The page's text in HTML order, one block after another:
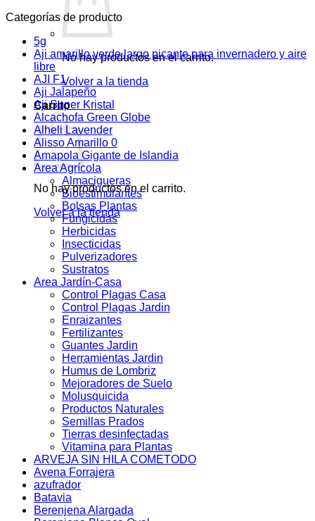
No hay productos en el carrito.
Volver a la tienda
Carrito
No hay productos en el carrito.
Volver a la tienda
Categorías de producto
5g
Aji amarillo verde largo picante para invernadero y aire
libre
AJI F1
Aji Jalapeño
Aji Super Kristal
Alcachofa Green Globe
Alheli Lavender
Alisso Amarillo 0
Amapola Gigante de Islandia
Area Agrícola
Almacigueras
Bioestimulantes
Bolsas Plantas
Fungicidas
Herbicidas
Insecticidas
Pulverizadores
Sustratos
Area Jardín-Casa
Control Plagas Casa
Control Plagas Jardin
Enraizantes
Fertilizantes
Guantes Jardin
Herramientas Jardin
Humus de Lombriz
Mejoradores de Suelo
Molusquicida
Productos Naturales
Semillas Prados
Tierras desinfectadas
Vitamina para Plantas
ARVEJA SIN HILA COMETODO
Avena Forrajera
azufrador
Batavia
Berenjena Alargada